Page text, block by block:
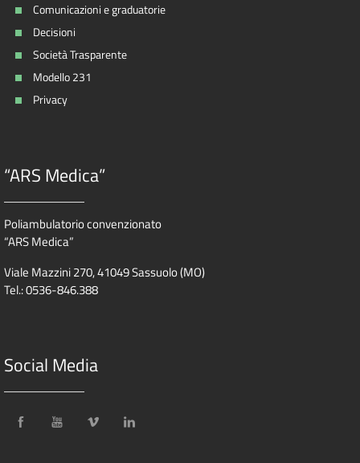
Comunicazioni e graduatorie
Decisioni
Società Trasparente
Modello 231
Privacy
“ARS Medica”
Poliambulatorio convenzionato
“ARS Medica”
Viale Mazzini 270, 41049 Sassuolo (MO)
Tel.: 0536-846.388
Social Media